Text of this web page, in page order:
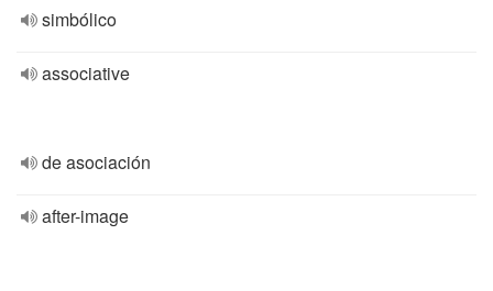
simbólico
associative
de asociación
after-image